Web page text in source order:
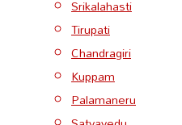
Srikalahasti
Tirupati
Chandragiri
Kuppam
Palamaneru